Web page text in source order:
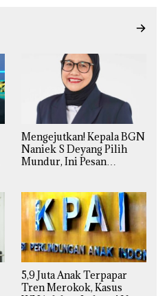
Mengejutkan! Kepala BGN
Naniek S Deyang Pilih
Mundur, Ini Pesan
5,9 Juta Anak Terpapar
Tren Merokok, Kasus